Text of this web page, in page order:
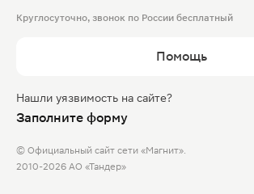
Круглосуточно, звонок по России бесплатный
Помощь
Нашли уязвимость на сайте?
Заполните форму
© Официальный сайт сети «Магнит».
2010-2026 АО «Тандер»